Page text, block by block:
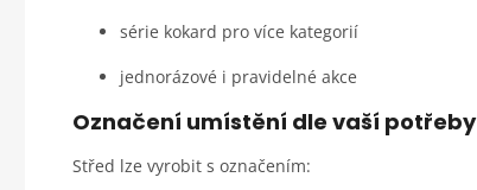
série kokard pro více kategorií
jednorázové i pravidelné akce
Označení umístění dle vaší potřeby
Střed lze vyrobit s označením: